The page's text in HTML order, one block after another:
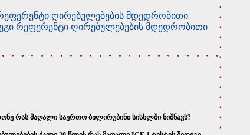
ღირებულებების მდედრობითი
რეფერენტი ღირებულებების მდედრობითი
რას მაღალი საერთო ბილირუბინი სისხლში ნიშნავს?